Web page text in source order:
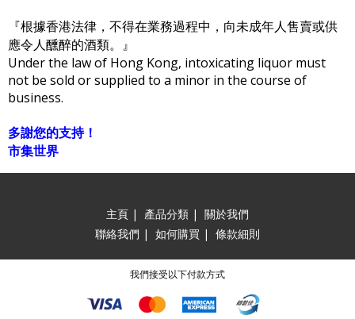
『根據香港法律，不得在業務過程中，向未成年人售賣或供
應令人醺醉的酒類。』
Under the law of Hong Kong, intoxicating liquor must
not be sold or supplied to a minor in the course of
business.
多謝您的支持！
市集世界
主頁 | 產品分類 | 關於我們
聯絡我們 | 如何購買 | 條款細則
我們接受以下付款方式